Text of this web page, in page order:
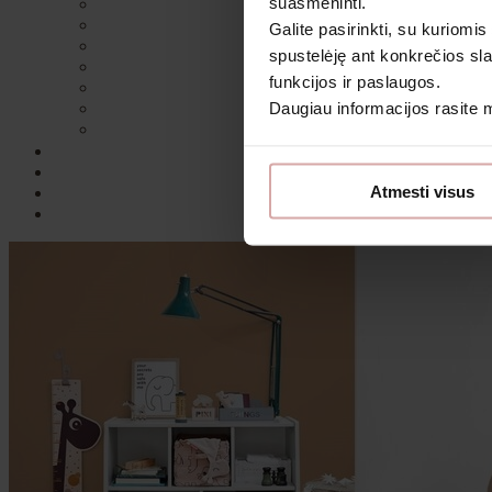
Galite pasirinkti, su
spustelėję ant konkrečios
funkcijos ir paslaugos.
Daugiau informacijos rasite
Atmesti visus
Daugiau